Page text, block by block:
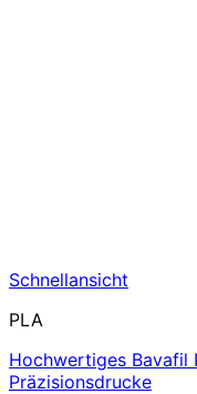
Schnellansicht
PLA
Hochwertiges Bavafil
Präzisionsdrucke